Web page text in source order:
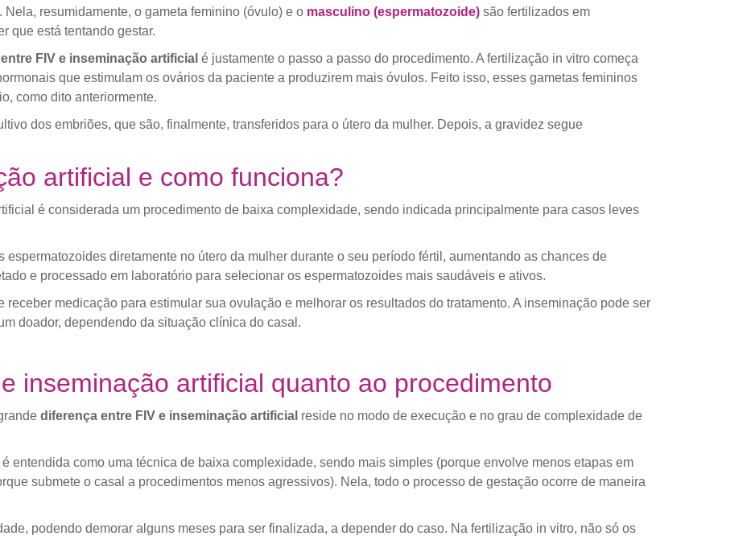
resumidamente, o gameta feminino (óvulo) e o masculino (espermatozoide)são fertilizados em
que está tentando gestar.
FIV e inseminação artificial é justamente o passo a passo do procedimento. A fertilização in vitro começa
que estimulam os ovários da paciente a produzirem mais óvulos. Feito isso, esses gametas femininos
como dito anteriormente.
dos embriões, que são, finalmente, transferidos para o útero da mulher. Depois, a gravidez segue
artificial e como funciona?
é considerada um procedimento de baixa complexidade, sendo indicada principalmente para casos leves
espermatozoides diretamente no útero da mulher durante o seu período fértil, aumentando as chances de
e processado em laboratório para selecionar os espermatozoides mais saudáveis e ativos.
receber medicação para estimular sua ovulação e melhorar os resultados do tratamento. A inseminação pode ser
doador, dependendo da situação clínica do casal.
inseminação artificial quanto ao procedimento
diferença entre FIV e inseminação artificial reside no modo de execução e no grau de complexidade de
entendida como uma técnica de baixa complexidade, sendo mais simples (porque envolve menos etapas em
submete o casal a procedimentos menos agressivos). Nela, todo o processo de gestação ocorre de maneira
podendo demorar alguns meses para ser finalizada, a depender do caso. Na fertilização in vitro, não só os